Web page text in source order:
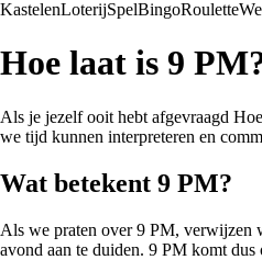
KastelenLoterijSpelBingoRoulette
Hoe laat is 9
Als je jezelf ooit hebt afgevraagd
we tijd kunnen interpreteren en
Wat betekent 9 PM?
Als we praten over 9 PM, verwijzen
avond aan te duiden. 9 PM komt